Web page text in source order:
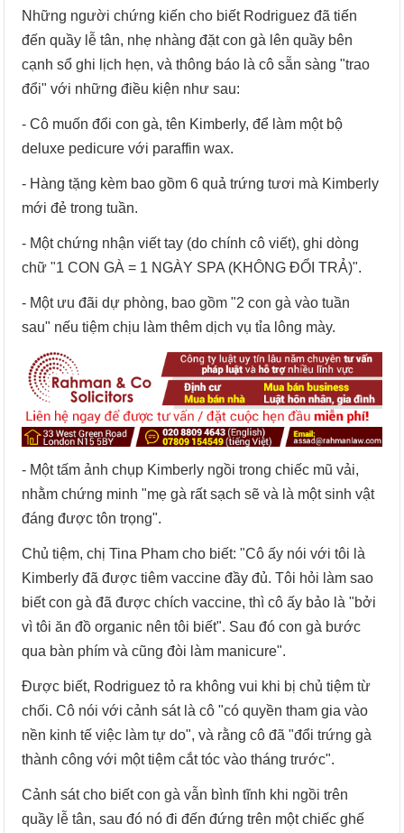
Những người chứng kiến cho biết Rodriguez đã tiến
đến quầy lễ tân, nhẹ nhàng đặt con gà lên quầy bên
cạnh sổ ghi lịch hẹn, và thông báo là cô sẵn sàng "trao
đổi" với những điều kiện như sau:
- Cô muốn đổi con gà, tên Kimberly, để làm một bộ
deluxe pedicure với paraffin wax.
- Hàng tặng kèm bao gồm 6 quả trứng tươi mà Kimberly
mới đẻ trong tuần.
- Một chứng nhận viết tay (do chính cô viết), ghi dòng
chữ "1 CON GÀ = 1 NGÀY SPA (KHÔNG ĐỔI TRẢ)".
- Một ưu đãi dự phòng, bao gồm "2 con gà vào tuần
sau" nếu tiệm chịu làm thêm dịch vụ tỉa lông mày.
- Một tấm ảnh chụp Kimberly ngồi trong chiếc mũ vải,
nhằm chứng minh "mẹ gà rất sạch sẽ và là một sinh vật
đáng được tôn trọng".
Chủ tiệm, chị Tina Pham cho biết: "Cô ấy nói với tôi là
Kimberly đã được tiêm vaccine đầy đủ. Tôi hỏi làm sao
biết con gà đã được chích vaccine, thì cô ấy bảo là "bởi
vì tôi ăn đồ organic nên tôi biết". Sau đó con gà bước
qua bàn phím và cũng đòi làm manicure".
Được biết, Rodriguez tỏ ra không vui khi bị chủ tiệm từ
chối. Cô nói với cảnh sát là cô "có quyền tham gia vào
nền kinh tế việc làm tự do", và rằng cô đã "đổi trứng gà
thành công với một tiệm cắt tóc vào tháng trước".
Cảnh sát cho biết con gà vẫn bình tĩnh khi ngồi trên
quầy lễ tân, sau đó nó đi đến đứng trên một chiếc ghế